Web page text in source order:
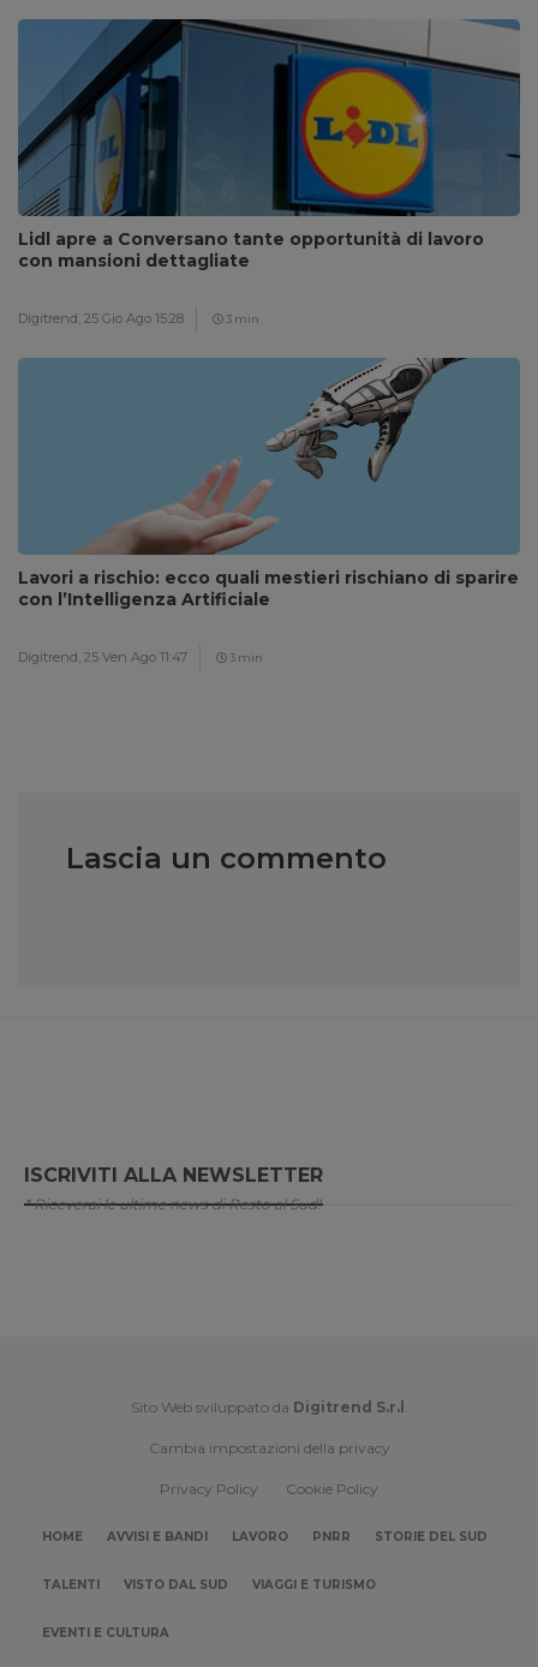
Lidl apre a Conversano tante opportunità di lavoro
con mansioni dettagliate
Digitrend, 25 Gio Ago 15:28 3 min
Lavori a rischio: ecco quali mestieri rischiano di sparire
con l’Intelligenza Artificiale
Digitrend, 25 Ven Ago 11:47 3 min
Lascia un commento
ISCRIVITI ALLA NEWSLETTER
* Riceverai le ultime news di Resto al Sud!
Sito Web sviluppato da Digitrend S.r.l .
Cambia impostazioni della privacy
Privacy Policy Cookie Policy
HOME AVVISI E BANDI LAVORO PNRR STORIE DEL SUD
TALENTI VISTO DAL SUD VIAGGI E TURISMO
EVENTI E CULTURA